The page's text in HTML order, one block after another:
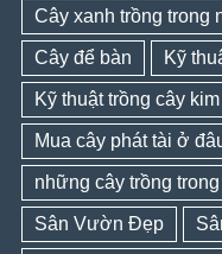
Cây xanh trồng trong
Cây để bàn Kỹ
Kỹ thuật trồng cây
Mua cây phát tài ở
những cây trồng
Sân Vườn Đẹp